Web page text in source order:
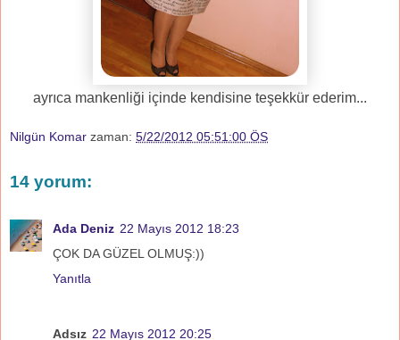
ayrıca mankenliği içinde kendisine teşekkür ederim...
Nilgün Komar zaman: 5/22/2012 05:51:00 ÖS
14 yorum:
Ada Deniz 22 Mayıs 2012 18:23
ÇOK DA GÜZEL OLMUŞ:))
Yanıtla
Adsız 22 Mayıs 2012 20:25